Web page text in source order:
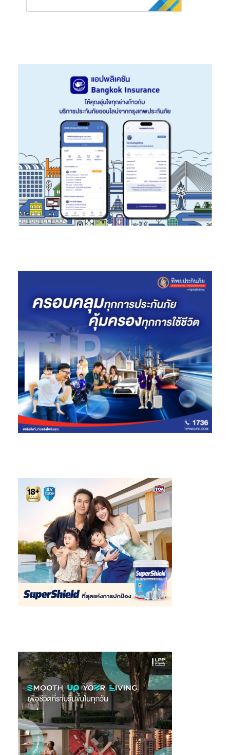
ทั้งนี้ ได้มีเวทีเสวนาเพื่อถ่ายทอดเรื่องราวของบ้านแม่นก ซึ่งเป็นการ
โดยส่งต่อทั้งความรู้ในการดูแลและฟื้นฟูลูก ถ่ายทอดประสบการณ์
ตรงจากแม่นกและพ่อแม่คนอื่น ๆ ได้ความรู้จากศาสตร์การดูแลเด็ก
พิการของญี่ปุ่นที่สามารถมาประยุกต์ใช้ในการดูแลเด็กได้ และที่สำคัญ
คือ การใช้ประกันภัยเป็นเครื่องมือดูแลค่าใช้จ่ายและสร้างงานสร้าง
อาชีพให้กับพ่อแม่ผู้ปกครอง เพื่อจะได้มีเวลามาดูแลลูก โดยได้รับ
เกียรติจากวิทยากร ประกอบด้วย นางสาววสุมดี วสีนนท์ รอง
เลขาธิการ ด้านกำกับคนกลางและประกันภัยภูมิภาค นายจรุง เชื้อ
จินดา รองผู้อำนวยการบริหาร สมาคมประกันชีวิตไทย ดร.พงษ์ภาณุ
ดำรงศิริ ผู้อำนวยการบริหาร สมาคมประกันวินาศภัยไทย นางประภา
พร ลิขสิทธิ์ นายกสมาคมตัวแทนประกันชีวิตและที่ปรึกษาการเงิน นาย
จิตวุฒิ ศศิบุตร นายกสมาคมนายหน้าประกันภัยไทย และนางสาว
เสาวภา ธีระปรีชากุล นายกสมาคมศูนย์การเรียนรู้คนพิการ บ้านแม่นก
โดยการจัดงานครั้งนี้ได้รับความร่วมมือจากภาคธุรกิจประกันภัยเป็น
อย่างดี นอกจากนี้ยังได้ร่วมกันทำกิจกรรมเพื่อสังคม (CSR) เพื่อมอบ
เสนอกลุ่มคนในสังคมที่มีการดำเนินชีวิต สภาพความเสี่ยงที่แตกต่าง
และการประกันภัยสามารถช่วยเหลือผู้คนในทุกกลุ่มของสังคมเพื่อ
บริหารความเสี่ยง และสร้างความมั่นคงทางการเงินให้กับประชาชนได้
อย่างเป็นระบบอย่างแท้จริง และหวังเป็นอย่างยิ่งว่าผู้รับชมรายการนี้
จะได้รับประโยชน์ในการบริหารความเสี่ยงในมิติต่าง ๆ อย่างแน่นอน